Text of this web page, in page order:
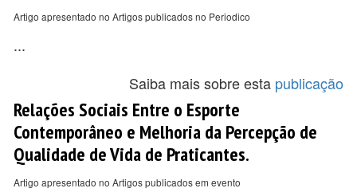
Artigo apresentado no Artigos publicados no Periodico
...
Saiba mais sobre esta publicação
Relações Sociais Entre o Esporte
Contemporâneo e Melhoria da Percepção de
Qualidade de Vida de Praticantes.
Artigo apresentado no Artigos publicados em evento